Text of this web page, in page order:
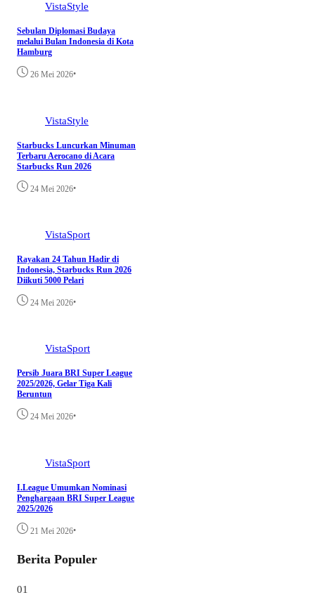
VistaStyle
Sebulan Diplomasi Budaya
melalui Bulan Indonesia di Kota
Hamburg
26 Mei 2026•
VistaStyle
Starbucks Luncurkan Minuman
Terbaru Aerocano di Acara
Starbucks Run 2026
24 Mei 2026•
VistaSport
Rayakan 24 Tahun Hadir di
Indonesia, Starbucks Run 2026
Diikuti 5000 Pelari
24 Mei 2026•
VistaSport
Persib Juara BRI Super League
2025/2026, Gelar Tiga Kali
Beruntun
24 Mei 2026•
VistaSport
I.League Umumkan Nominasi
Penghargaan BRI Super League
2025/2026
21 Mei 2026•
Berita Populer
01